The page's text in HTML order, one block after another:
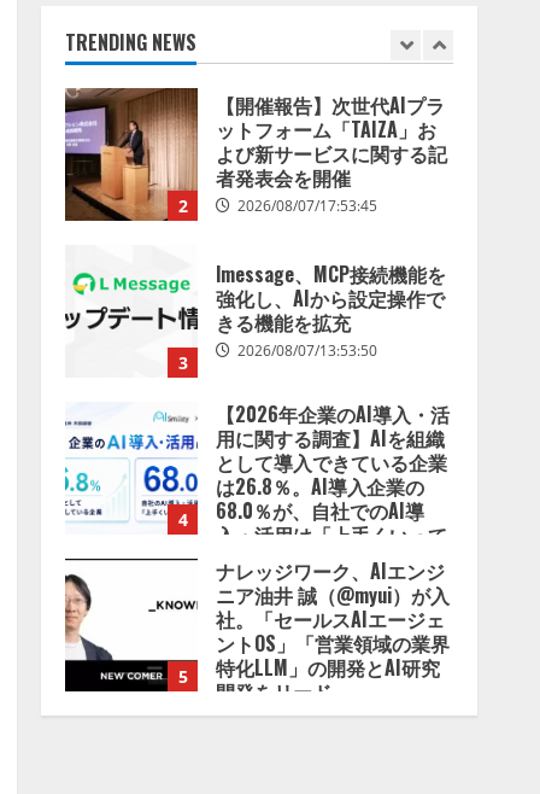
TRENDING NEWS
1
2
【開催報告】次世代AIプラ
ットフォーム「TAIZA」お
よび新サービスに関する記
者発表会を開催
2026/08/07/17:53:45
3
lmessage、MCP接続機能を
強化し、AIから設定操作で
きる機能を拡充
2026/08/07/13:53:50
4
【2026年企業のAI導入・活
用に関する調査】AIを組織
として導入できている企業
は26.8％。AI導入企業の
68.0％が、自社でのAI導
入・活用は「上手くいって
いる」と回答
2026/08/07/13:53:50
5
ナレッジワーク、AIエンジ
ニア油井 誠（@myui）が入
社。「セールスAIエージェ
ントOS」「営業領域の業界
特化LLM」の開発とAI研究
開発をリード
2026/08/07/10:54:31